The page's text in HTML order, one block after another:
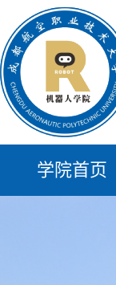
学院首页